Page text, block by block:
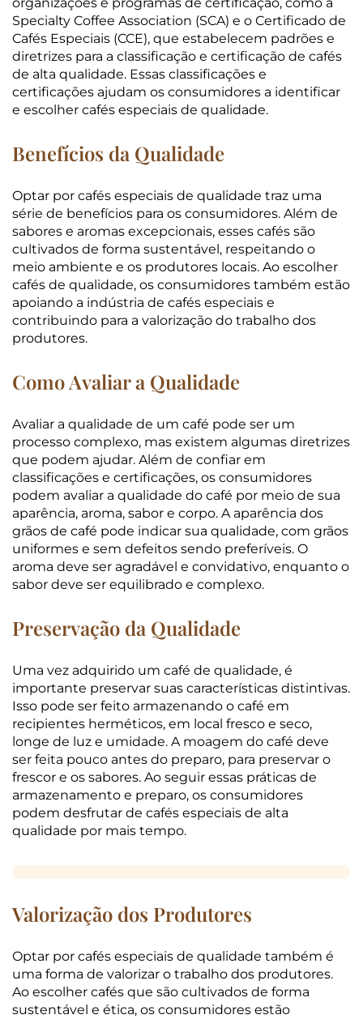
organizações e programas de certificação, como a
Specialty Coffee Association (SCA) e o Certificado de
Cafés Especiais (CCE), que estabelecem padrões e
diretrizes para a classificação e certificação de cafés
de alta qualidade. Essas classificações e
certificações ajudam os consumidores a identificar
e escolher cafés especiais de qualidade.
Benefícios da Qualidade
Optar por cafés especiais de qualidade traz uma
série de benefícios para os consumidores. Além de
sabores e aromas excepcionais, esses cafés são
cultivados de forma sustentável, respeitando o
meio ambiente e os produtores locais. Ao escolher
cafés de qualidade, os consumidores também estão
apoiando a indústria de cafés especiais e
contribuindo para a valorização do trabalho dos
produtores.
Como Avaliar a Qualidade
Avaliar a qualidade de um café pode ser um
processo complexo, mas existem algumas diretrizes
que podem ajudar. Além de confiar em
classificações e certificações, os consumidores
podem avaliar a qualidade do café por meio de sua
aparência, aroma, sabor e corpo. A aparência dos
grãos de café pode indicar sua qualidade, com grãos
uniformes e sem defeitos sendo preferíveis. O
aroma deve ser agradável e convidativo, enquanto o
sabor deve ser equilibrado e complexo.
Preservação da Qualidade
Uma vez adquirido um café de qualidade, é
importante preservar suas características distintivas.
Isso pode ser feito armazenando o café em
recipientes herméticos, em local fresco e seco,
longe de luz e umidade. A moagem do café deve
ser feita pouco antes do preparo, para preservar o
frescor e os sabores. Ao seguir essas práticas de
armazenamento e preparo, os consumidores
podem desfrutar de cafés especiais de alta
qualidade por mais tempo.
Valorização dos Produtores
Optar por cafés especiais de qualidade também é
uma forma de valorizar o trabalho dos produtores.
Ao escolher cafés que são cultivados de forma
sustentável e ética, os consumidores estão